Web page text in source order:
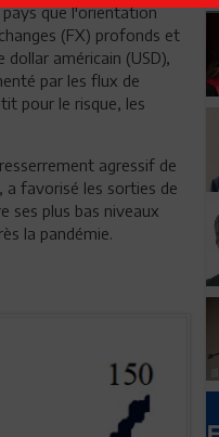
que l'orientation
(FX) profonds et
dollar américain (USD),
par les flux de
pour le risque, les
agressif de
a favorisé les sorties de
ses plus bas niveaux
la pandémie.